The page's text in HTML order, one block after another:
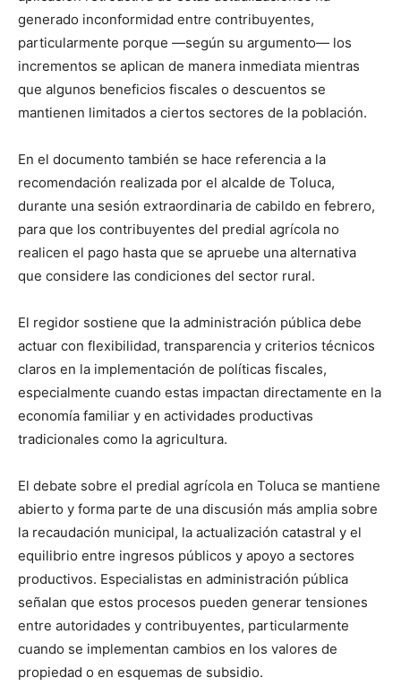
generado inconformidad entre contribuyentes,
particularmente porque —según su argumento— los
incrementos se aplican de manera inmediata mientras
que algunos beneficios fiscales o descuentos se
mantienen limitados a ciertos sectores de la población.
En el documento también se hace referencia a la
recomendación realizada por el alcalde de Toluca,
durante una sesión extraordinaria de cabildo en febrero,
para que los contribuyentes del predial agrícola no
realicen el pago hasta que se apruebe una alternativa
que considere las condiciones del sector rural.
El regidor sostiene que la administración pública debe
actuar con flexibilidad, transparencia y criterios técnicos
claros en la implementación de políticas fiscales,
especialmente cuando estas impactan directamente en la
economía familiar y en actividades productivas
tradicionales como la agricultura.
El debate sobre el predial agrícola en Toluca se mantiene
abierto y forma parte de una discusión más amplia sobre
la recaudación municipal, la actualización catastral y el
equilibrio entre ingresos públicos y apoyo a sectores
productivos. Especialistas en administración pública
señalan que estos procesos pueden generar tensiones
entre autoridades y contribuyentes, particularmente
cuando se implementan cambios en los valores de
propiedad o en esquemas de subsidio.